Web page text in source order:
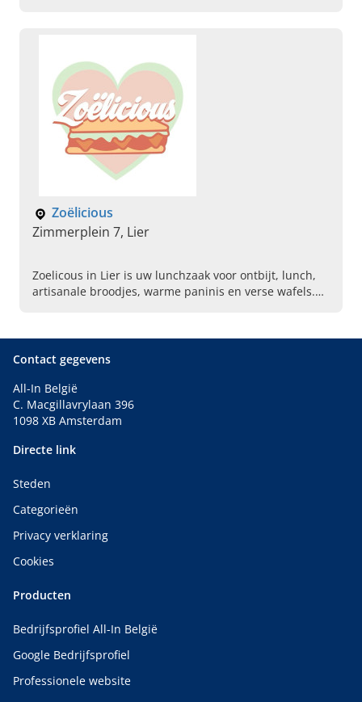
Zoëlicious
Zimmerplein 7, Lier
Zoelicous in Lier is uw lunchzaak voor ontbijt, lunch,
artisanale broodjes, warme paninis en verse wafels.
Contact gegevens
All-In België
C. Macgillavrylaan 396
1098 XB Amsterdam
Directe link
Steden
Categorieën
Privacy verklaring
Cookies
Producten
Bedrijfsprofiel All-In België
Google Bedrijfsprofiel
Professionele website